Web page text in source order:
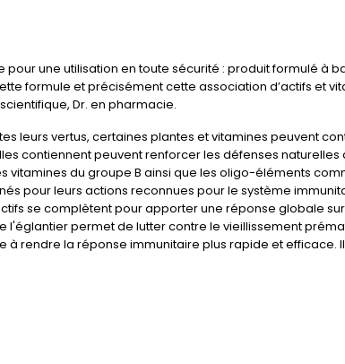
pour une utilisation en toute sécurité : produit formulé
formule et précisément cette association d’actifs et
Dr. en pharmacie.
toutes leurs vertus, certaines plantes et vitamines
contiennent peuvent renforcer les défenses
vitamines du groupe B ainsi que les oligo-éléments
pour leurs actions reconnues pour le système
se complètent pour apporter une réponse globale
l'églantier permet de lutter contre le vieillissement
à rendre la réponse immunitaire plus rapide et